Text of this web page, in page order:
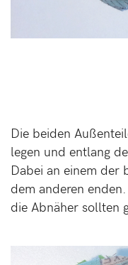
Die beiden
legen und entlang
Dabei an einem der
dem anderen
die Abnäher sollten